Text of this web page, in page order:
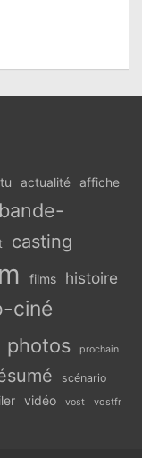
actualité affiche
bande-
casting
films histoire
ciné
photos prochain
scénario
vidéo vost vostfr